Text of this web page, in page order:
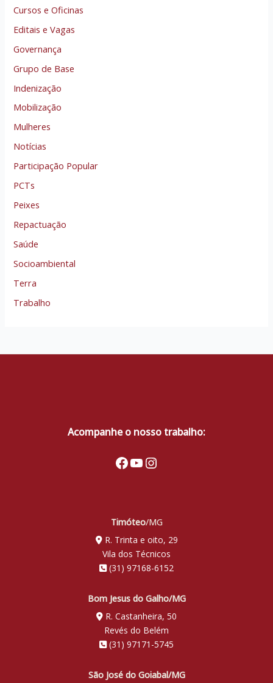
Cursos e Oficinas
Editais e Vagas
Governança
Grupo de Base
Indenização
Mobilização
Mulheres
Notícias
Participação Popular
PCTs
Peixes
Repactuação
Saúde
Socioambiental
Terra
Trabalho
Acompanhe o nosso trabalho:
Facebook
Youtube
Instagram
Timóteo/MG
R. Trinta e oito, 29
Vila dos Técnicos
(31) 97168-6152
Bom Jesus do Galho/MG
R. Castanheira, 50
Revés do Belém
(31) 97171-5745
São José do Goiabal/MG